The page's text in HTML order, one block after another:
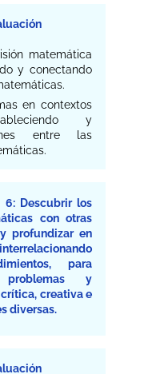
matemática
y conectando
en contextos
y
entre las
6: Descubrir los
con otras
profundizar en
para
problemas y
creativa e
diversas.